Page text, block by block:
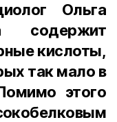
Ольга
кислоты,
так мало в
этого